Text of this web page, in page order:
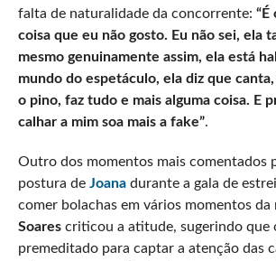
falta de naturalidade da concorrente: “É
coisa que eu não gosto. Eu não sei, ela
mesmo genuinamente assim, ela está
mundo do espetáculo, ela diz que
o pino, faz tudo e mais alguma coisa. E
calhar a mim soa mais a fake”.
Outro dos momentos mais comentados
postura de Joanadurante a gala de
comer bolachas em vários momentos da
Soarescriticou a atitude, sugerindo que
premeditado para captar a atenção das